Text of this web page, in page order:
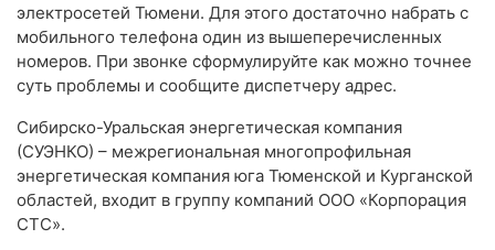
электросетей Тюмени. Для этого достаточно набрать с
мобильного телефона один из вышеперечисленных
номеров. При звонке сформулируйте как можно точнее
суть проблемы и сообщите диспетчеру адрес.
Сибирско-Уральская энергетическая компания
(СУЭНКО) – межрегиональная многопрофильная
энергетическая компания юга Тюменской и Курганской
областей, входит в группу компаний ООО «Корпорация
СТС».